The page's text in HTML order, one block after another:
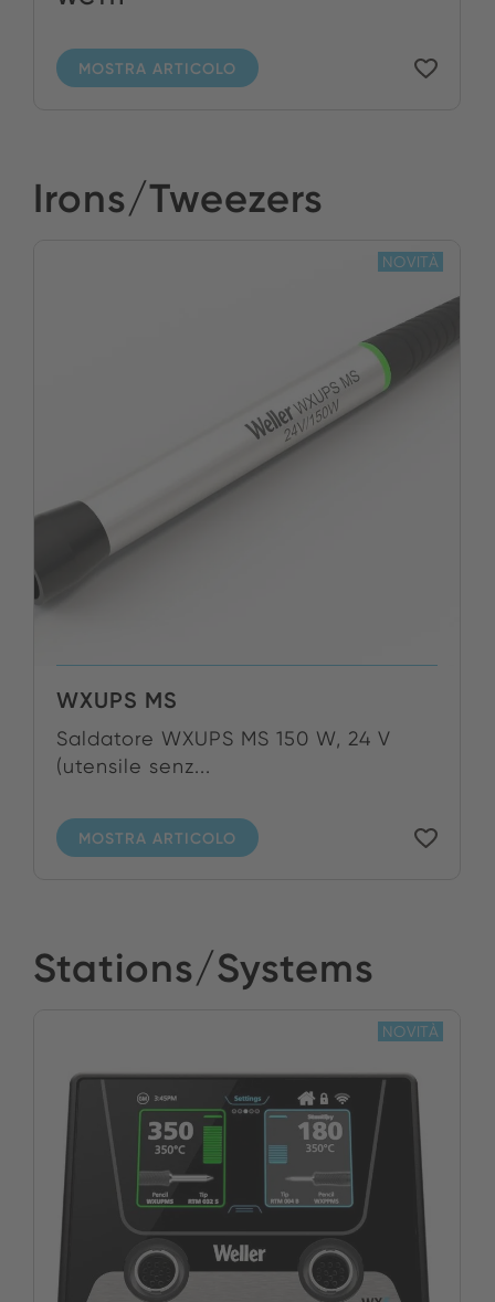
MOSTRA ARTICOLO
Irons/Tweezers
WXUPS MS
Saldatore WXUPS MS 150 W, 24 V
(utensile senz...
MOSTRA ARTICOLO
NOVITÀ
Stations/Systems
NOVITÀ